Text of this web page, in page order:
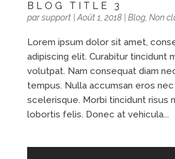
BLOG TITLE 3
parsupport| Août 1, 2018| Blog, Non
Lorem ipsum dolor sit amet,
adipiscing elit. Curabitur tincidunt
volutpat. Nam consequat diam
tempus. Nulla accumsan eros
scelerisque. Morbi tincidunt risus
lobortis felis. Donec at vehicula...